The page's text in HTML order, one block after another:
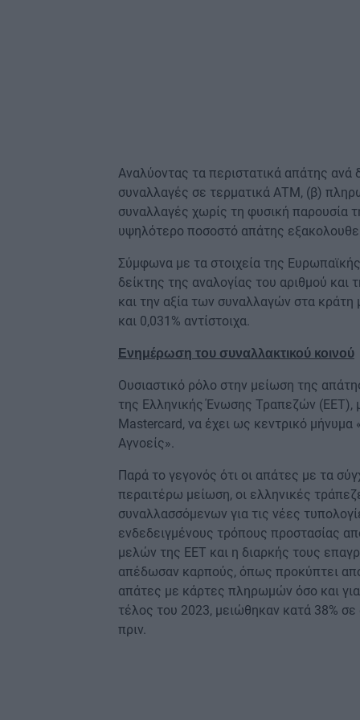
Αναλύοντας τα περιστατικά απάτης
συναλλαγές σε τερματικά ΑΤΜ, (β)
συναλλαγές χωρίς τη φυσική παρουσία
υψηλότερο ποσοστό απάτης
Σύμφωνα με τα στοιχεία της
δείκτης της αναλογίας του αριθμού
και την αξία των συναλλαγών στα
και 0,031% αντίστοιχα.
Ενημέρωση του συναλλακτικού κοινού
Ουσιαστικό ρόλο στην μείωση της
της Ελληνικής Ένωσης Τραπεζών (ΕΕΤ),
Mastercard, να έχει ως κεντρικό μήνυμα
Αγνοείς».
Παρά το γεγονός ότι οι απάτες με τα
περαιτέρω μείωση, οι ελληνικές
συναλλασσόμενων για τις νέες
ενδεδειγμένους τρόπους προστασίας
μελών της ΕΕΤ και η διαρκής τους
απέδωσαν καρπούς, όπως προκύπτει
απάτες με κάρτες πληρωμών όσο και
τέλος του 2023, μειώθηκαν κατά 38% σε
πριν.